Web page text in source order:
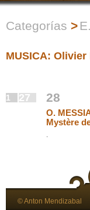
Categorías >
MUSICA: Olivier
1 27 28
O.
Mystère
.
© Anton Mendizabal